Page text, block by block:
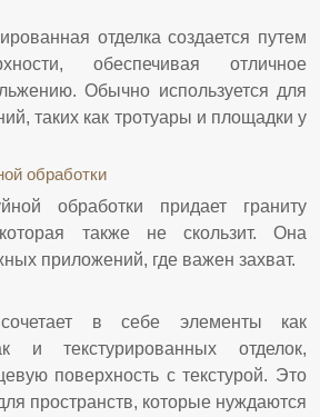
отделка создается путем
обеспечивая отличное
Обычно используется для
таких как тротуары и площадки у
обработки
обработки придает граниту
также не скользит. Она
приложений, где важен захват.
в себе элементы как
и текстурированных отделок,
поверхность с текстурой. Это
пространств, которые нуждаются